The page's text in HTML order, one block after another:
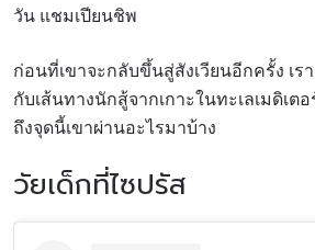
วัน แชมเปียนชิพ
ก่อนที่เขาจะกลับขึ้นสู่สังเวียนอีกครั้ง เ
กับเส้นทางนักสู้จากเกาะในทะเลเมดิเต
ถึงจุดนี้เขาผ่านอะไรมาบ้าง
วัยเด็กที่ไซปรัส